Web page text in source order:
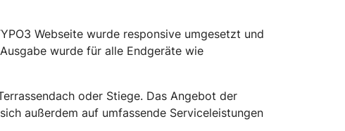
Webseite wurde responsive umgesetzt und
wurde für alle Endgeräte wie
oder Stiege. Das Angebot der
außerdem auf umfassende Serviceleistungen